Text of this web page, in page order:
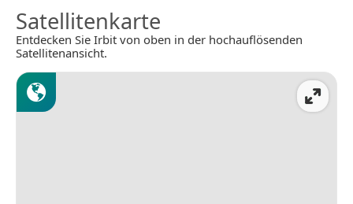
Satellitenkarte
Entdecken Sie Irbit von oben in der hochauflösenden
Satellitenansicht.